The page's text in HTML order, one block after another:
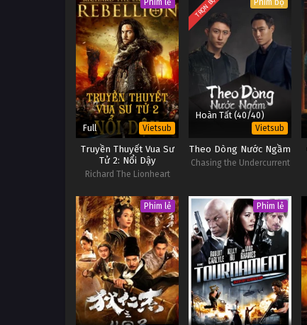
Full Vietsub
Truyền Thuyết Vua Sư
Tử 2: Nổi Dậy
Richard The Lionheart
TRỌN BỘ
Hoàn Tất (40/40)
Vietsub
Theo Dòng Nước Ngầm
Chasing the Undercurrent
Phim lẻ Phim lẻ